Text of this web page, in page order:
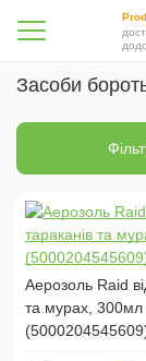
ТУРЕЧЧИНА
ПОЛЬЩА (2)
RAID (3)
OFF! (3)
РАПТОР (1 )
Засоби
Аерозоль Raid
та мурах, 300мл